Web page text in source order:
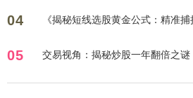
04 《揭秘短线选股黄金公式：精准
05 交易视角：揭秘炒股一年翻倍之谜